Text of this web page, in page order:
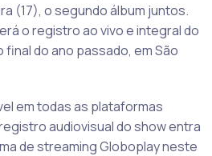
(17), o segundo álbum juntos.
o registro ao vivo e integral do
do ano passado, em São
em todas as plataformas
audiovisual do show entra
de streaming Globoplay neste